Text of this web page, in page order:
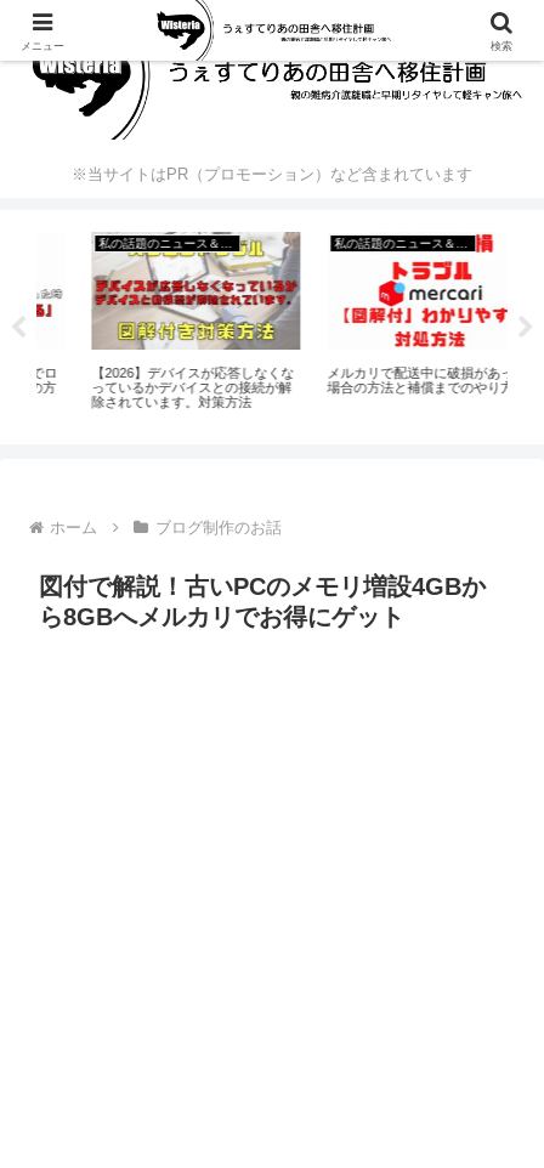
※当サイトはPR（プロモーション）など含まれています
私の話題のニュース＆出来事
【2026】デバイスが応答しなくな
っているかデバイスとの接続が解
除されています。対策方法
私の話題のニュース＆出来事
メルカリで配送中に破損があった
場合の方法と補償までのやり方
ホーム ブログ制作のお話
図付で解説！古いPCのメモリ増設4GBか
ら8GBへメルカリでお得にゲット
メニュー 検索